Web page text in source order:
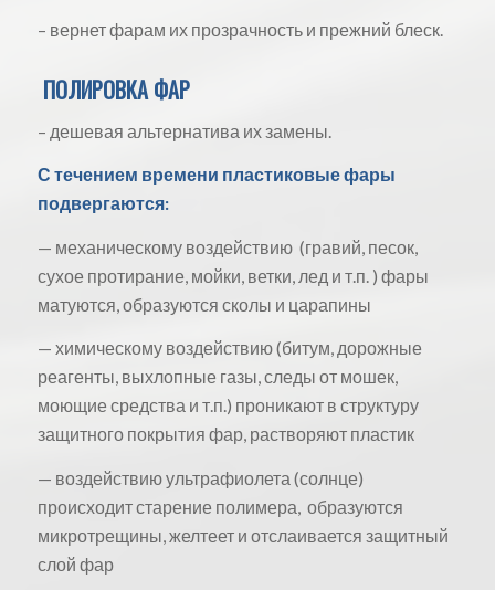
– вернет фарам их прозрачность и прежний блеск.
ПОЛИРОВКА ФАР
– дешевая альтернатива их замены.
С течением времени пластиковые фары
подвергаются:
— механическому воздействию (гравий, песок,
сухое протирание, мойки, ветки, лед и т.п. ) фары
матуются, образуются сколы и царапины
— химическому воздействию (битум, дорожные
реагенты, выхлопные газы, следы от мошек,
моющие средства и т.п.) проникают в структуру
защитного покрытия фар, растворяют пластик
— воздействию ультрафиолета (солнце)
происходит старение полимера, образуются
микротрещины, желтеет и отслаивается защитный
слой фар